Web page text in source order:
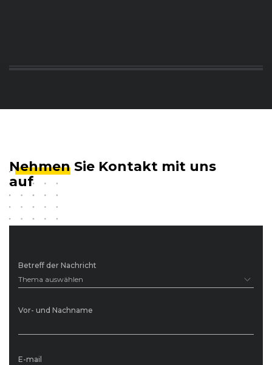
Betreff der Nachricht
Thema auswählen
Vor- und Nachname
E-mail
Nehmen Sie Kontakt mit uns
auf